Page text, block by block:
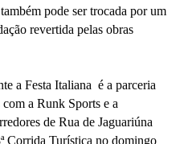
pode ser trocada por um
revertida pelas obras
a Festa Italiana é a parceria
a Runk Sports e a
de Rua de Jaguariúna
Corrida Turística no domingo